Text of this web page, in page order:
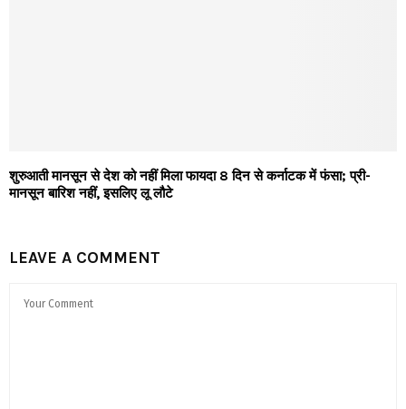
शुरुआती मानसून से देश को नहीं मिला फायदा 8 दिन से कर्नाटक में फंसा; प्री-
मानसून बारिश नहीं, इसलिए लू लौटे
LEAVE A COMMENT